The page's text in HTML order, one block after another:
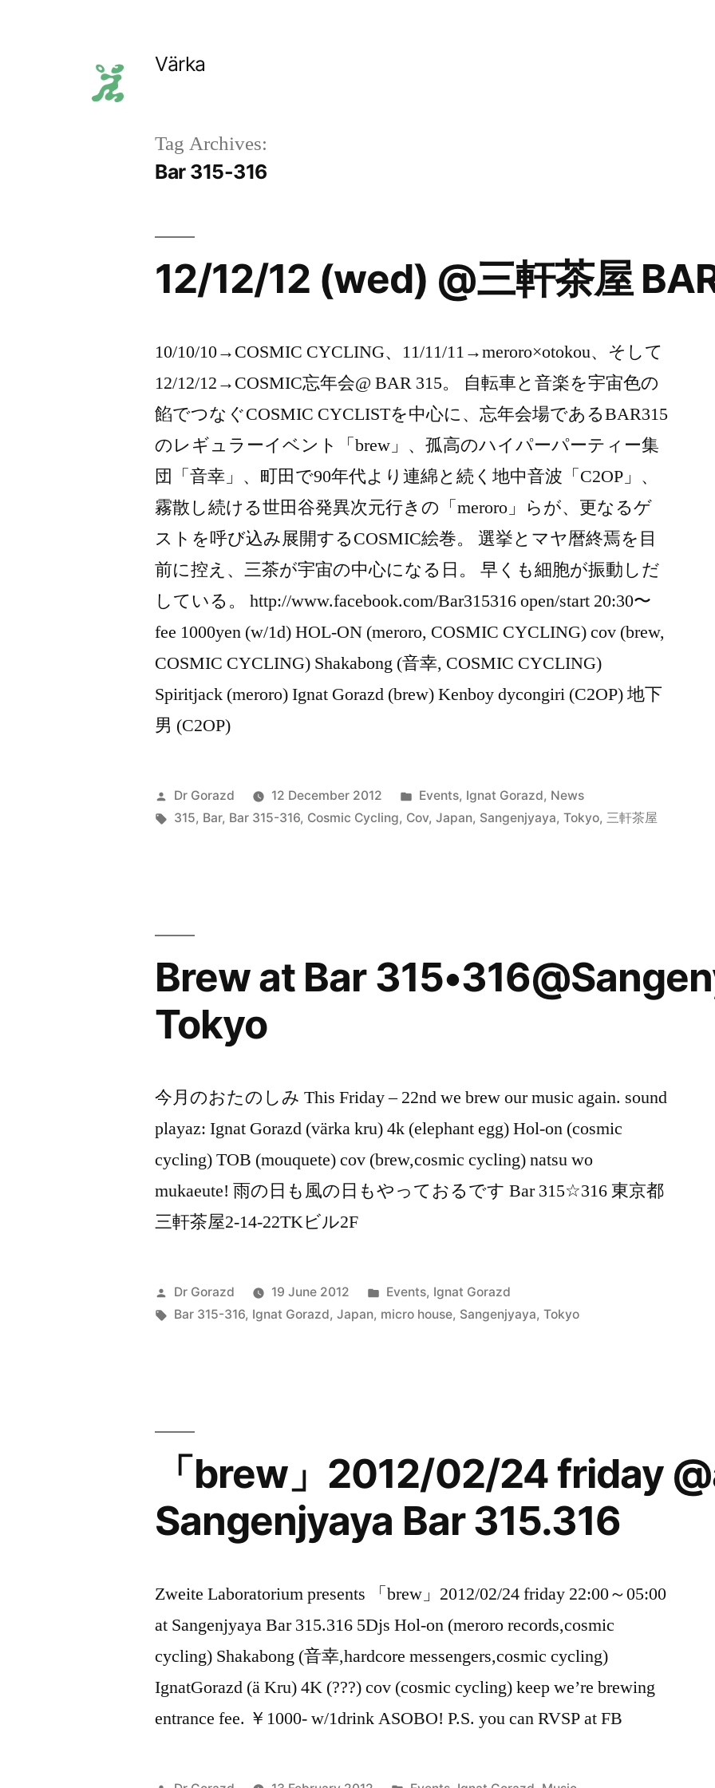
Värka
Tag Archives:
Bar 315-316
12/12/12 (wed) @三軒茶屋
10/10/10→COSMIC CYCLING、11/11/11→meroro×otokou、そして
12/12/12→COSMIC忘年会@ BAR 315。 自転車と音楽を宇宙色の
餡でつなぐCOSMIC CYCLISTを中心に、忘年会場であるBAR315
のレギュラーイベント「brew」、孤高のハイパーパーティー集
団「音幸」、町田で90年代より連綿と続く地中音波「C2OP」、
霧散し続ける世田谷発異次元行きの「meroro」らが、更なるゲ
ストを呼び込み展開するCOSMIC絵巻。 選挙とマヤ暦終焉を目
前に控え、三茶が宇宙の中心になる日。 早くも細胞が振動しだ
している。 http://www.facebook.com/Bar315316 open/start 20:30〜
fee 1000yen (w/1d) HOL-ON (meroro, COSMIC CYCLING) cov (brew,
COSMIC CYCLING) Shakabong (音幸, COSMIC CYCLING)
Spiritjack (meroro) Ignat Gorazd (brew) Kenboy dycongiri (C2OP) 地下
男 (C2OP)
Posted
by
Dr Gorazd 12 December 2012
Posted
in
Events, Ignat Gorazd, News
Tags:
315, Bar, Bar 315-316, Cosmic Cycling, Cov,Japan, Sangenjyaya,Tokyo, 三軒茶屋
Brew at Bar
Tokyo
今月のおたのしみ This Friday – 22nd we brew our music again. sound
playaz: Ignat Gorazd (värka kru) 4k (elephant egg) Hol-on (cosmic
cycling) TOB (mouquete) cov (brew,cosmic cycling) natsu wo
mukaeute! 雨の日も風の日もやっておるです Bar 315☆316 東京都
三軒茶屋2-14-22TKビル2F
Posted
by
Dr Gorazd 19 June 2012
Posted
in
Events, Ignat Gorazd
Tags:
Bar 315-316, Ignat Gorazd,Japan, micro house, Sangenjyaya,Tokyo
「brew」2012/02/24 friday
Sangenjyaya Bar 315.316
Zweite Laboratorium presents 「brew」2012/02/24 friday 22:00～05:00
at Sangenjyaya Bar 315.316 5Djs Hol-on (meroro records,cosmic
cycling) Shakabong (音幸,hardcore messengers,cosmic cycling)
IgnatGorazd (ä Kru) 4K (???) cov (cosmic cycling) keep we’re brewing
entrance fee. ￥1000- w/1drink ASOBO! P.S. you can RVSP at FB